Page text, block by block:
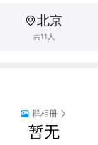
北京
共11人
群相册
暂无